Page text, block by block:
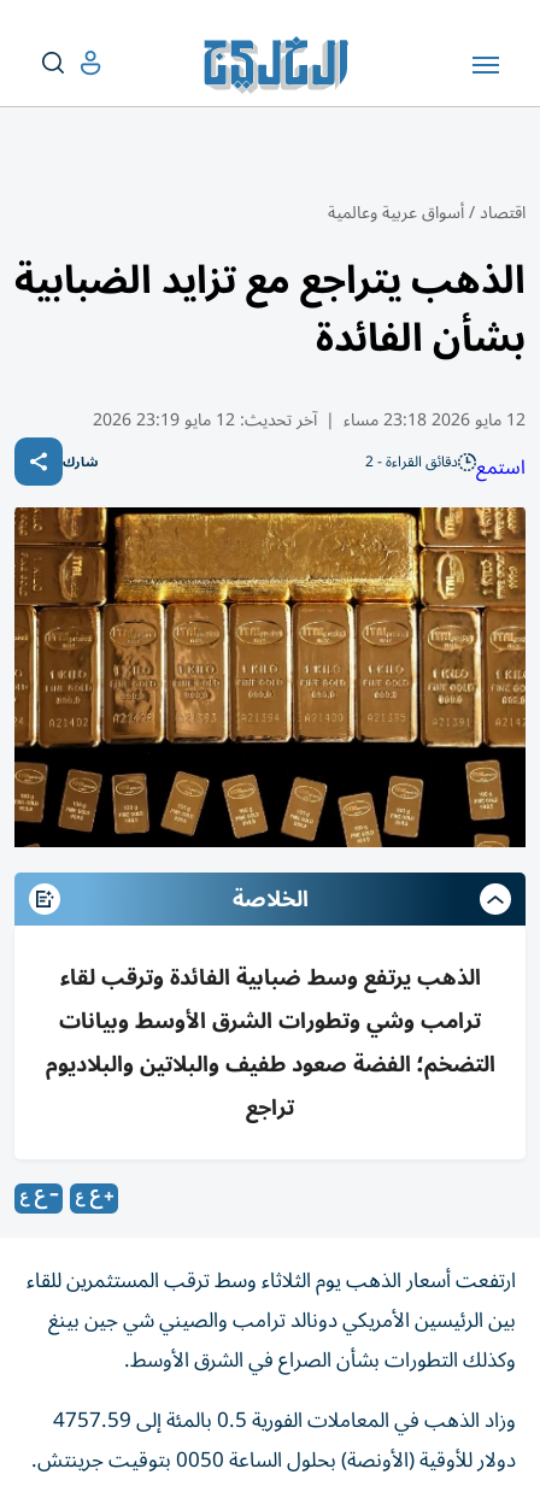
اقتصاد/أسواق عربية وعالمية
الذهب يتراجع مع تزايد الضبابية
بشأن الفائدة
12 مايو 2026 23:18 مساء | آخر تحديث:12 مايو 23:19 2026
استمع دقائق القراءة - 2 شارك
الخلاصة
الذهب يرتفع وسط ضبابية الفائدة وترقب لقاء
ترامب وشي وتطورات الشرق الأوسط وبيانات
التضخم؛ الفضة صعود طفيف والبلاتين والبلاديوم
تراجع
ارتفعت أسعار الذهب يوم الثلاثاء وسط ترقب المستثمرين للقاء
بين الرئيسين الأمريكي دونالد ترامب والصيني شي جين ‌بينغ
وكذلك التطورات بشأن الصراع في الشرق الأوسط.
وزاد الذهب ​في المعاملات ⁠الفورية 0.5 بالمئة إلى 4757.59
‌دولار للأوقية (الأونصة) بحلول الساعة 0050 ‌بتوقيت جرينتش.